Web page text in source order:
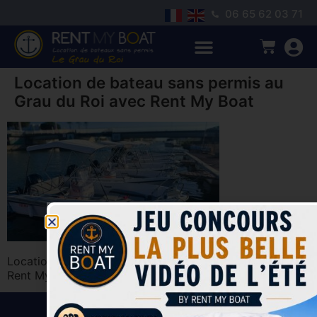
06 65 62 03 71
Location de bateau sans permis au
Grau du Roi avec Rent My Boat
Location de bateau sans permis au Grau du Roi avec
Rent My Boat